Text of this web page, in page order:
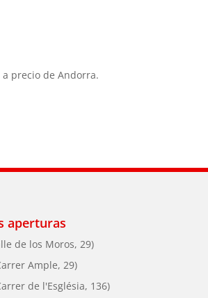
precio de Andorra.
aperturas
de los Moros, 29)
Ample, 29)
de l'Església, 136)